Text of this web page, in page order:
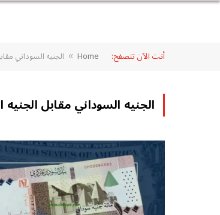
أنت الآن تتصفح: Home
» الجنيه السوداني
الجنيه السوداني مقابل